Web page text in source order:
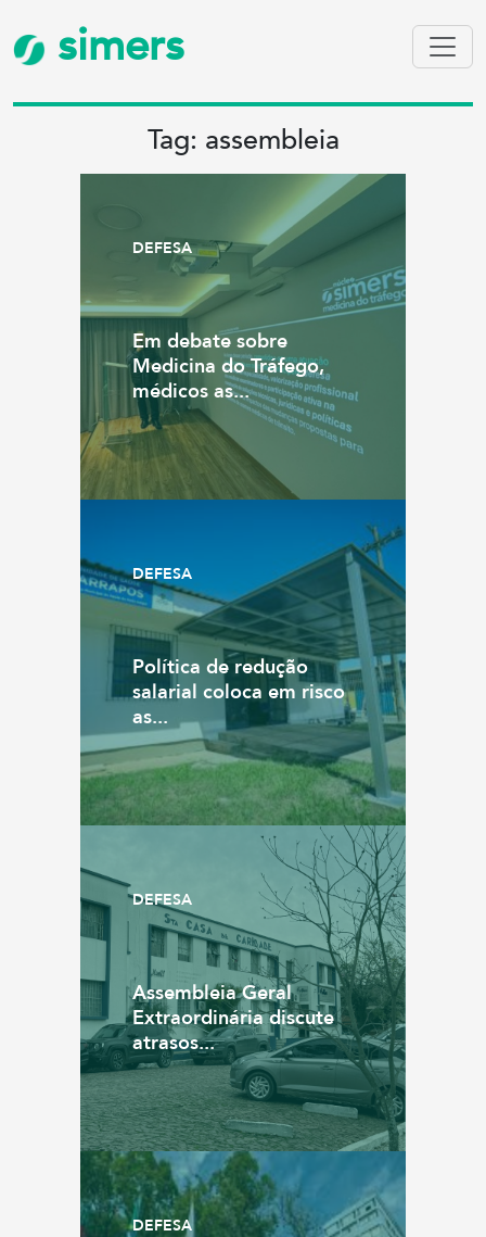
simers
Tag: assembleia
DEFESA
Em debate sobre
Medicina do Tráfego,
médicos as...
DEFESA
Política de redução
salarial coloca em risco
as...
DEFESA
Assembleia Geral
Extraordinária discute
atrasos...
DEFESA